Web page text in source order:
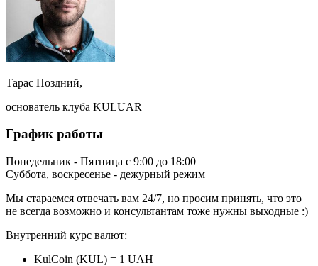
Тарас Поздний,
основатель клуба KULUAR
График работы
Понедельник - Пятница с 9:00 до 18:00
Суббота, воскресенье - дежурный режим
Мы стараемся отвечать вам 24/7, но просим принять, что это
не всегда возможно и консультантам тоже нужны выходные :)
Внутренний курс валют:
KulCoin (KUL) = 1 UAH